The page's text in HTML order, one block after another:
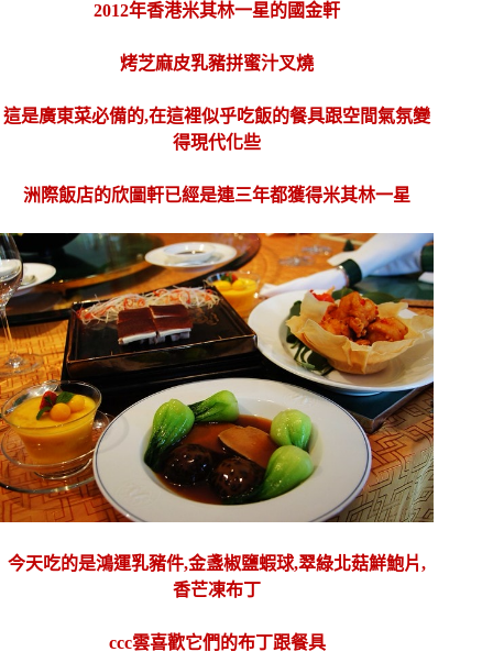
2012年香港米其林一星的國金軒
烤芝麻皮乳豬拼蜜汁叉燒
這是廣東菜必備的,在這裡似乎吃飯的餐具跟空間氣氛變
得現代化些
洲際飯店的欣圖軒已經是連三年都獲得米其林一星
今天吃的是鴻運乳豬件,金盞椒鹽蝦球,翠綠北菇鮮鮑片,
香芒凍布丁
ccc雲喜歡它們的布丁跟餐具